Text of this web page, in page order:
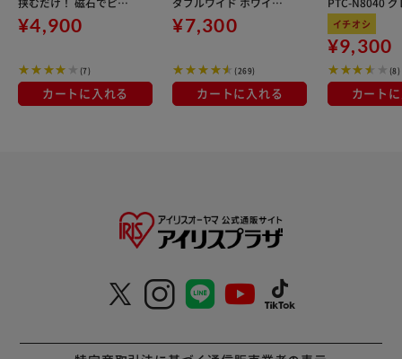
ッとスクエアドッグト
レー レギュラー SQDT-
¥4,900
(7)
カートに入れる
P-SPTD 犬 トイレ
¥7,300
(269)
カートに入れる
ットトイレ 犬
イチオシ
¥9,300
(8)
カート